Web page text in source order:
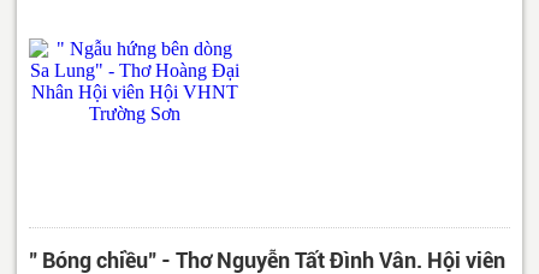
" Bóng chiều" - Thơ Nguyễn Tất Đình Vân. Hội viên